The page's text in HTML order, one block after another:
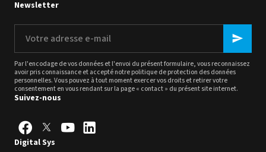
Sefa ROTEX LITE - occasion
Intec Holographic Milkyway
Flaring Film
Newsletter
adresse
e-
mail
Par l'encodage de vos données et l'envoi du présent formulaire, vous reconnaissez
avoir pris connaissance et accepté notre politique deprotection des données
personnelles. Vous pouvez à tout moment exercer vos droits et retirer votre
consentement en vous rendant sur la page « contact » du présent site internet.
Suivez-nous
Digital Sys